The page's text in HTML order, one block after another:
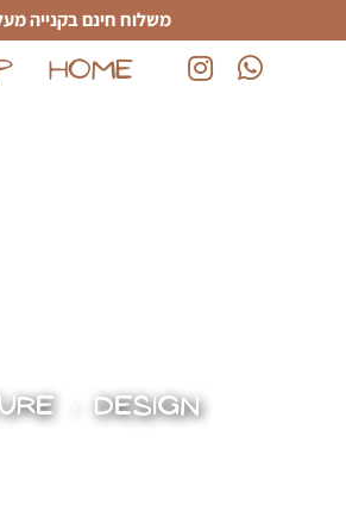
משלוח חינם בקנייה מעל 600 ש"ח
(נפתח בחלון חדש)
(נפתח בחלון חדש)
HOME
• DESIGN